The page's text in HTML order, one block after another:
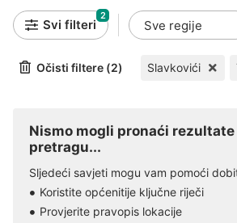
Svi filteri
2
Očisti filtere (2) Slavkovići
Nismo mogli pronaći rezultate
pretragu...
Sljedeći savjeti mogu vam pomoći
Koristite općenitije ključne riječi
Provjerite pravopis lokacije